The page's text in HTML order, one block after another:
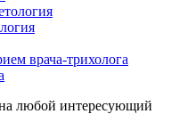
врача-трихолога
любой интересующий